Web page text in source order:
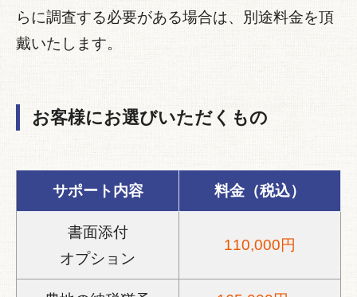
らに調査する必要がある場合は、別途料金を頂
戴いたします。
お客様にお選びいただくもの
サポート内容 料金（税込）
書面添付
オプション
110,000円